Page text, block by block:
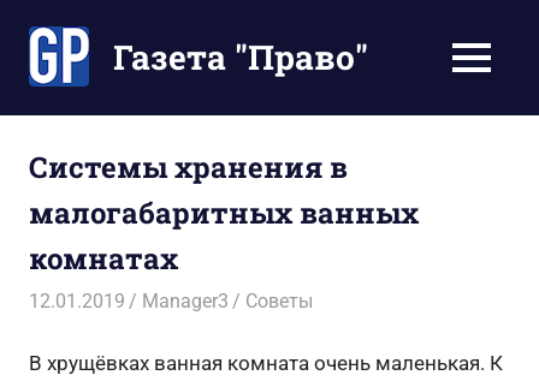
содержимомуГазета "Право"
экономят
Ваше
время
МЕНЮ
Системы хранения в
малогабаритных ванных
комнатах
12.01.2019 Manager3 Советы
В хрущёвках ванная комната очень маленькая. К